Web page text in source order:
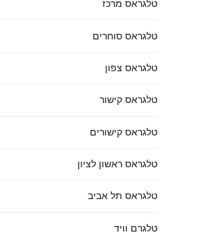
טלגראס מרכז
טלגראס סוחרים
טלגראס צפון
טלגראס קישור
טלגראס קישורים
טלגראס ראשון לציון
טלגראס תל אביב
טלגרם וויד